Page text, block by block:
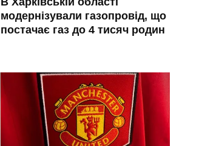
модернізували газопровід, що
постачає газ до 4 тисяч родин